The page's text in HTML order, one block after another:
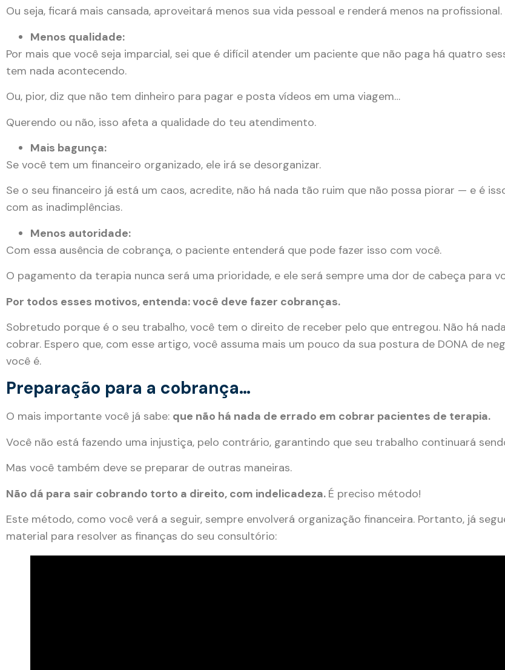
Ou seja, ficará mais cansada, aproveitará menos sua vida pessoal e renderá menos na profissional.
Menos qualidade:
Por mais que você seja imparcial, sei que é difícil atender um paciente que não paga há quatro
tem nada acontecendo.
Ou, pior, diz que não tem dinheiro para pagar e posta vídeos em uma viagem…
Querendo ou não, isso afeta a qualidade do teu atendimento.
Mais bagunça:
Se você tem um financeiro organizado, ele irá se desorganizar.
Se o seu financeiro já está um caos, acredite, não há nada tão ruim que não possa piorar — e é
com as inadimplências.
Menos autoridade:
Com essa ausência de cobrança, o paciente entenderá que pode fazer isso com você.
O pagamento da terapia nunca será uma prioridade, e ele será sempre uma dor de cabeça para
Por todos esses motivos, entenda: você deve fazer cobranças.
Sobretudo porque é o seu trabalho, você tem o direito de receber pelo que entregou. Não há
cobrar. Espero que, com esse artigo, você assuma mais um pouco da sua postura de DONA de
você é.
Preparação para a cobrança…
O mais importante você já sabe: que não há nada de errado em cobrar pacientes de terapia.
Você não está fazendo uma injustiça, pelo contrário, garantindo que seu trabalho continuará
Mas você também deve se preparar de outras maneiras.
Não dá para sair cobrando torto a direito, com indelicadeza. É preciso método!
Este método, como você verá a seguir, sempre envolverá organização financeira. Portanto, já
material para resolver as finanças do seu consultório: